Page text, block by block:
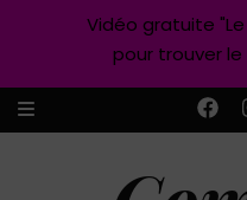
Vidéo gratuite
pour trouver le